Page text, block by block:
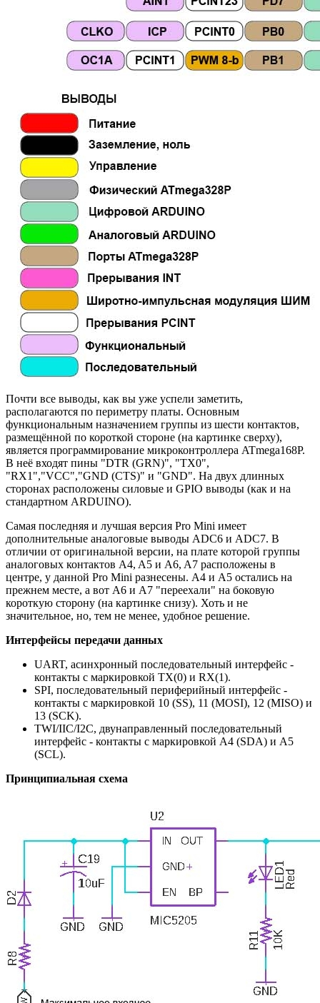
Почти все выводы, как вы уже успели заметить,
располагаются по периметру платы. Основным
функциональным назначением группы из шести контактов,
размещённой по короткой стороне (на картинке сверху),
является программирование микроконтроллера ATmega168P.
В неё входят пины "DTR (GRN)", "TX0",
"RX1","VCC","GND (CTS)" и "GND". На двух длинных
сторонах расположены силовые и GPIO выводы (как и на
стандартном ARDUINO).
Самая последняя и лучшая версия Pro Mini имеет
дополнительные аналоговые выводы ADC6 и ADC7. В
отличии от оригинальной версии, на плате которой группы
аналоговых контактов A4, A5 и A6, A7 расположены в
центре, у данной Pro Mini разнесены. А4 и А5 остались на
прежнем месте, а вот А6 и А7 "переехали" на боковую
короткую сторону (на картинке снизу). Хоть и не
значительное, но, тем не менее, удобное решение.
Интерфейсы передачи данных
UART, асинхронный последовательный интерфейс -
контакты с маркировкой TX(0) и RX(1).
SPI, последовательный периферийный интерфейс -
контакты с маркировкой 10 (SS), 11 (MOSI), 12 (MISO) и
13 (SCK).
TWI/IIC/I2C, двунаправленный последовательный
интерфейс - контакты с маркировкой А4 (SDA) и А5
(SCL).
Принципиальная схема